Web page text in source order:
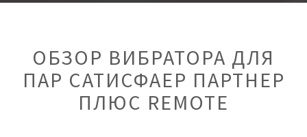
ОБЗОР ВИБРАТОРА ДЛЯ
ПАР САТИСФАЕР ПАРТНЕР
ПЛЮС REMOTE